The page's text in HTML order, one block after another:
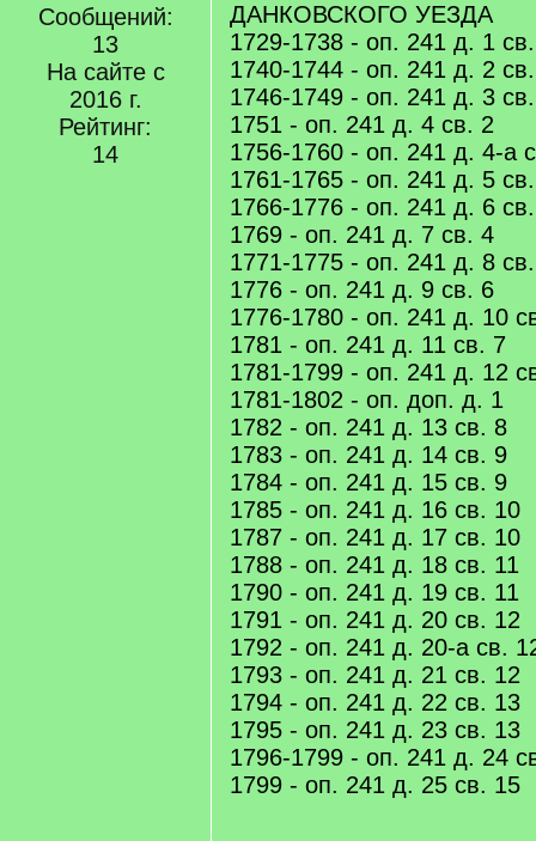
Сообщений:
13
На сайте с
2016 г.
Рейтинг:
14
ДАНКОВСКОГО УЕЗДА
1729-1738 - оп. 241 д. 1
1740-1744 - оп. 241 д. 2
1746-1749 - оп. 241 д. 3
1751 - оп. 241 д. 4 св. 2
1756-1760 - оп. 241 д. 4-а
1761-1765 - оп. 241 д. 5
1766-1776 - оп. 241 д. 6
1769 - оп. 241 д. 7 св. 4
1771-1775 - оп. 241 д. 8
1776 - оп. 241 д. 9 св. 6
1776-1780 - оп. 241 д. 10
1781 - оп. 241 д. 11 св. 7
1781-1799 - оп. 241 д. 12
1781-1802 - оп. доп. д. 1
1782 - оп. 241 д. 13 св. 8
1783 - оп. 241 д. 14 св. 9
1784 - оп. 241 д. 15 св. 9
1785 - оп. 241 д. 16 св. 10
1787 - оп. 241 д. 17 св. 10
1788 - оп. 241 д. 18 св. 11
1790 - оп. 241 д. 19 св. 11
1791 - оп. 241 д. 20 св. 12
1792 - оп. 241 д. 20-а св.
1793 - оп. 241 д. 21 св. 12
1794 - оп. 241 д. 22 св. 13
1795 - оп. 241 д. 23 св. 13
1796-1799 - оп. 241 д. 24
1799 - оп. 241 д. 25 св. 15